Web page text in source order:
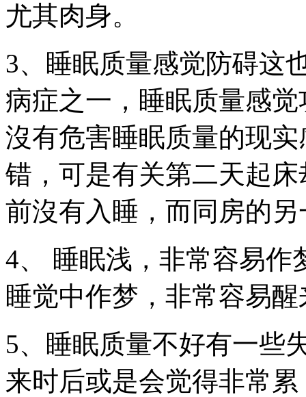
尤其肉身。
3、睡眠质量感觉防碍这
病症之一，睡眠质量感
沒有危害睡眠质量的现
错，可是有关第二天起
前沒有入睡，而同房的
4、 睡眠浅，非常容易作
睡觉中作梦，非常容易
5、睡眠质量不好有一些
来时后或是会觉得非常